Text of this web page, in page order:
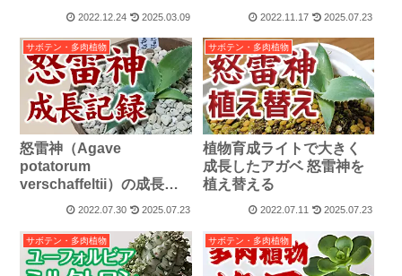
2022.12.24 2025.03.09 2022.11.17 2025.07.23
サボテン・多肉植物
怒雷神（Agave
potatorum
verschaffeltii）の成長記
2022.07.30 2025.07.23
サボテン・多肉植物
植物育成ライトで大きく
成長したアガベ 怒雷神を
植え替える
2022.07.11 2025.07.23
サボテン・多肉植物 サボテン・多肉植物